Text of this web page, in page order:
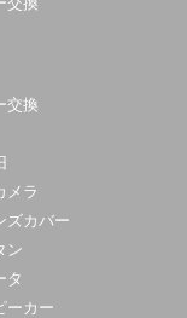
交換
メラ
ズカバー
ン
タ
ーカー